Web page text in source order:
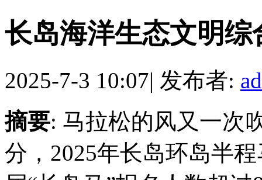
长岛海洋生态文明
2025-7-3 10:07| 发布者:
摘要: 马拉松的风又一次
分，2025年长岛环岛半